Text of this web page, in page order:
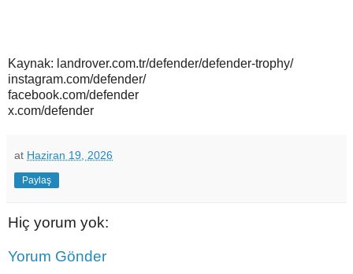
Kaynak: landrover.com.tr/defender/defender-trophy/
instagram.com/defender/
facebook.com/defender
x.com/defender
at Haziran 19, 2026
Paylaş
Hiç yorum yok:
Yorum Gönder